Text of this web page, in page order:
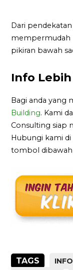
Dari
mempermudah
pikiran bawah
Info
Bagi anda
Building. Kami
Consulting siap
Hubungi kami
tombol dibawah
TAGS